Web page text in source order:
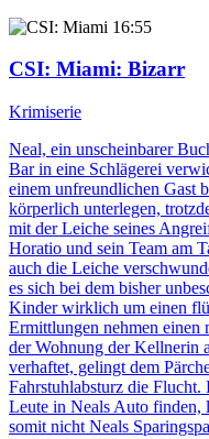
16:55
CSI: Miami: Bizarr
Krimiserie
Neal, ein unscheinbarer
Bar in eine Schlägerei
einem unfreundlichen Gast
körperlich unterlegen,
mit der Leiche seines
Horatio und sein Team am
auch die Leiche
es sich bei dem bisher
Kinder wirklich um einen
Ermittlungen nehmen einen
der Wohnung der Kellnerin
verhaftet, gelingt dem
Fahrstuhlabsturz die
Leute in Neals Auto finden,
somit nicht Neals